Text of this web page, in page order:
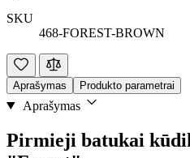
SKU
468-FOREST-BROWN
Aprašymas Produkto parametrai
Aprašymas
Pirmieji batukai